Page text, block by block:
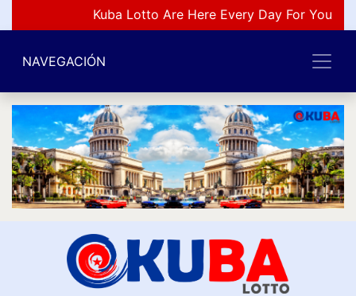
Kuba Lotto Are Here Every Day For You
NAVEGACIÓN